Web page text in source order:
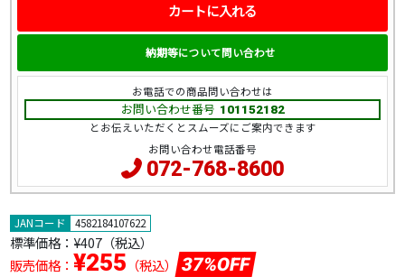
JANコード 4582184107622
標準価格： ¥407（税込）
販売価格： ¥255 （税込） 37%OFF
カートに入れる
納期等について問い合わせ
お電話での商品問い合わせは
お問い合わせ番号 101152182
とお伝えいただくとスムーズにご案内できます
お問い合わせ電話番号
072-768-8600